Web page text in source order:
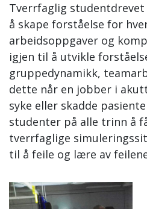
Tverrfaglig
å skape forståelse for
arbeidsoppgaver og
igjen til å utvikle
gruppedynamikk,
dette når en jobber i
syke eller skadde
studenter på alle trinn å
tverrfaglige
til å feile og lære av